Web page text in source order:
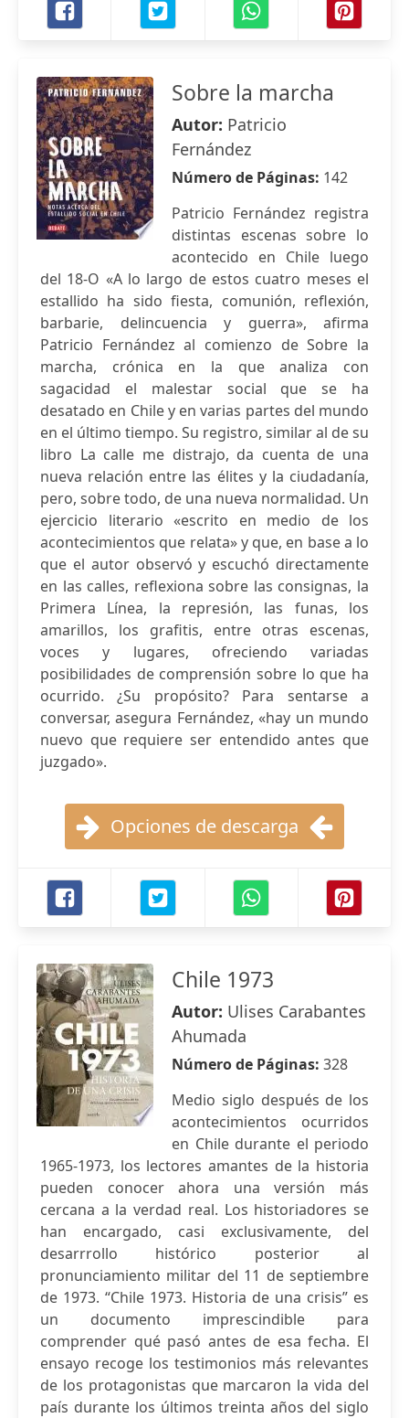
Sobre la marcha
Autor: Patricio
Fernández
Número de Páginas: 142
Patricio Fernández registra
distintas escenas sobre lo
acontecido en Chile luego
del 18-O «A lo largo de estos cuatro meses el
estallido ha sido fiesta, comunión, reflexión,
barbarie, delincuencia y guerra», afirma
Patricio Fernández al comienzo de Sobre la
marcha, crónica en la que analiza con
sagacidad el malestar social que se ha
desatado en Chile y en varias partes del mundo
en el último tiempo. Su registro, similar al de su
libro La calle me distrajo, da cuenta de una
nueva relación entre las élites y la ciudadanía,
pero, sobre todo, de una nueva normalidad. Un
ejercicio literario «escrito en medio de los
acontecimientos que relata» y que, en base a lo
que el autor observó y escuchó directamente
en las calles, reflexiona sobre las consignas, la
Primera Línea, la represión, las funas, los
amarillos, los grafitis, entre otras escenas,
voces y lugares, ofreciendo variadas
posibilidades de comprensión sobre lo que ha
ocurrido. ¿Su propósito? Para sentarse a
conversar, asegura Fernández, «hay un mundo
nuevo que requiere ser entendido antes que
juzgado».
Opciones de descarga
Chile 1973
Autor: Ulises Carabantes
Ahumada
Número de Páginas: 328
Medio siglo después de los
acontecimientos ocurridos
en Chile durante el periodo
1965-1973, los lectores amantes de la historia
pueden conocer ahora una versión más
cercana a la verdad real. Los historiadores se
han encargado, casi exclusivamente, del
desarrrollo histórico posterior al
pronunciamiento militar del 11 de septiembre
de 1973. “Chile 1973. Historia de una crisis” es
un documento imprescindible para
comprender qué pasó antes de esa fecha. El
ensayo recoge los testimonios más relevantes
de los protagonistas que marcaron la vida del
país durante los últimos treinta años del siglo